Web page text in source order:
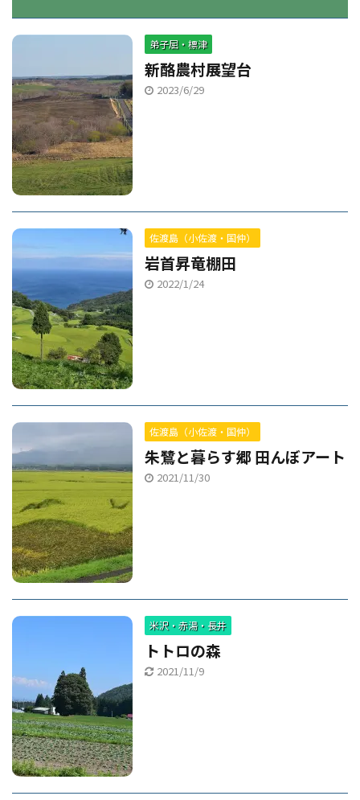
弟子屈・標津
新酪農村展望台
2023/6/29
佐渡島（小佐渡・国仲）
岩首昇竜棚田
2022/1/24
佐渡島（小佐渡・国仲）
朱鷺と暮らす郷 田んぼアート
2021/11/30
米沢・赤湯・長井
トトロの森
2021/11/9